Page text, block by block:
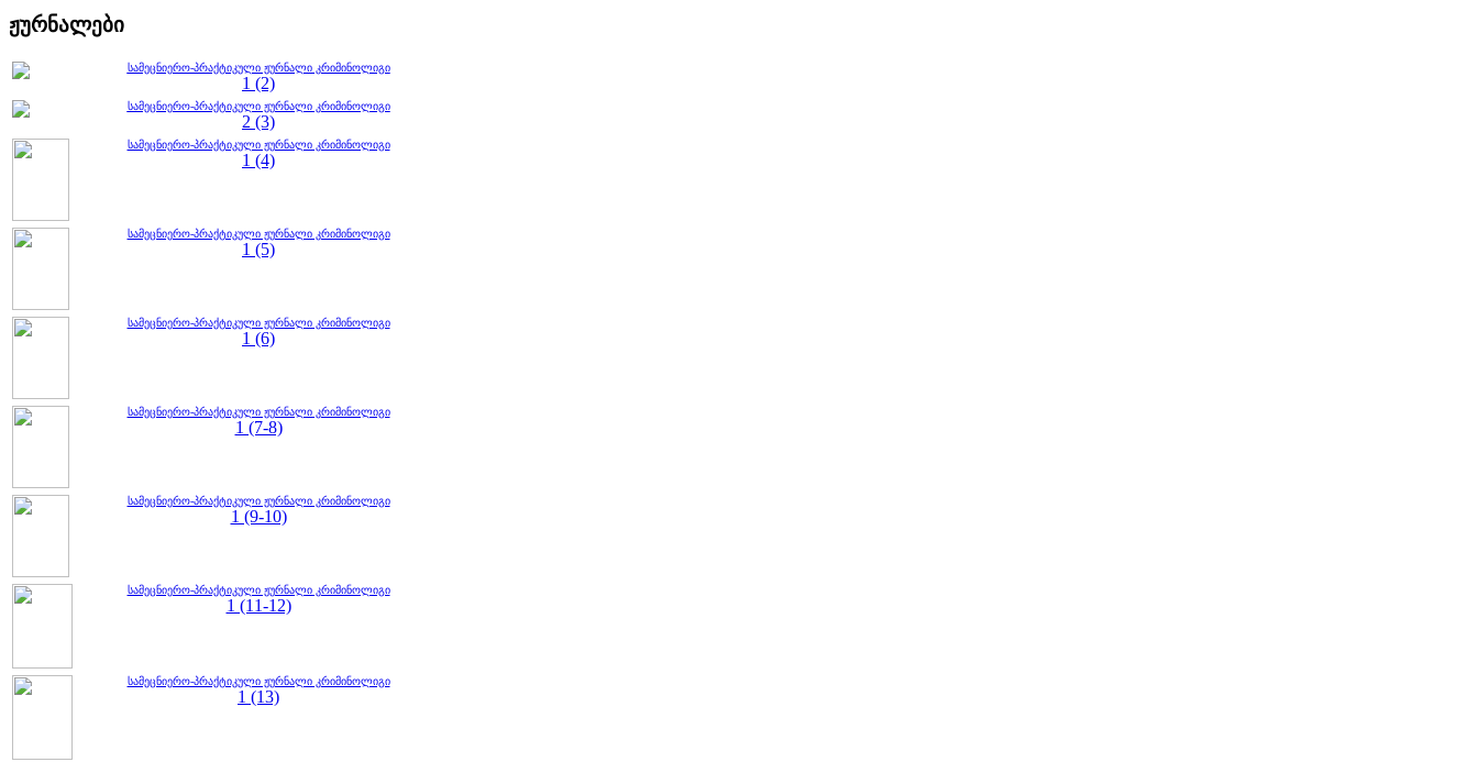
ჟურნალები
სამეცნიერო-პრაქტიკული ჟურნალი კრიმინოლიგი
1 (2)
სამეცნიერო-პრაქტიკული ჟურნალი კრიმინოლიგი
2 (3)
სამეცნიერო-პრაქტიკული ჟურნალი კრიმინოლიგი
1 (4)
სამეცნიერო-პრაქტიკული ჟურნალი კრიმინოლიგი
1 (5)
სამეცნიერო-პრაქტიკული ჟურნალი კრიმინოლიგი
1 (6)
სამეცნიერო-პრაქტიკული ჟურნალი კრიმინოლიგი
1 (7-8)
სამეცნიერო-პრაქტიკული ჟურნალი კრიმინოლიგი
1 (9-10)
სამეცნიერო-პრაქტიკული ჟურნალი კრიმინოლიგი
1 (11-12)
სამეცნიერო-პრაქტიკული ჟურნალი კრიმინოლიგი
1 (13)